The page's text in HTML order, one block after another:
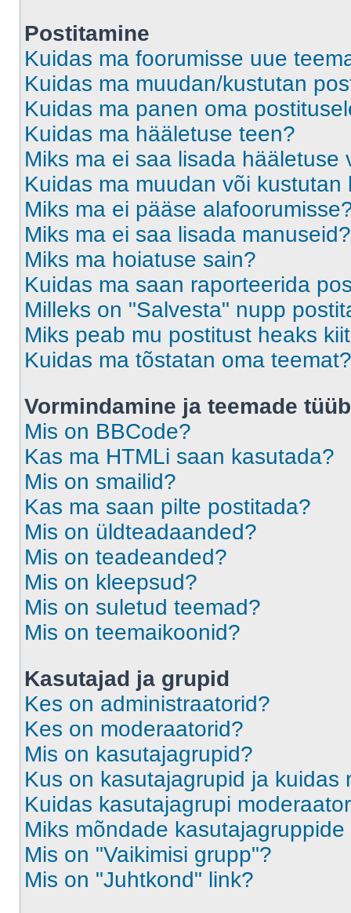
Postitamine
Kuidas ma foorumisse uue
Kuidas ma muudan/kustutan
Kuidas ma panen oma
Kuidas ma hääletuse teen?
Miks ma ei saa lisada hääletuse
Kuidas ma muudan või kustutan
Miks ma ei pääse
Miks ma ei saa lisada manuseid?
Miks ma hoiatuse sain?
Kuidas ma saan raporteerida
Milleks on "Salvesta" nupp
Miks peab mu postitust heaks
Kuidas ma tõstatan oma teemat?
Vormindamine ja teemade
Mis on BBCode?
Kas ma HTMLi saan kasutada?
Mis on smailid?
Kas ma saan pilte postitada?
Mis on üldteadaanded?
Mis on teadeanded?
Mis on kleepsud?
Mis on suletud teemad?
Mis on teemaikoonid?
Kasutajad ja grupid
Kes on administraatorid?
Kes on moderaatorid?
Mis on kasutajagrupid?
Kus on kasutajagrupid ja kuidas
Kuidas kasutajagrupi
Miks mõndade
Mis on "Vaikimisi grupp"?
Mis on "Juhtkond" link?